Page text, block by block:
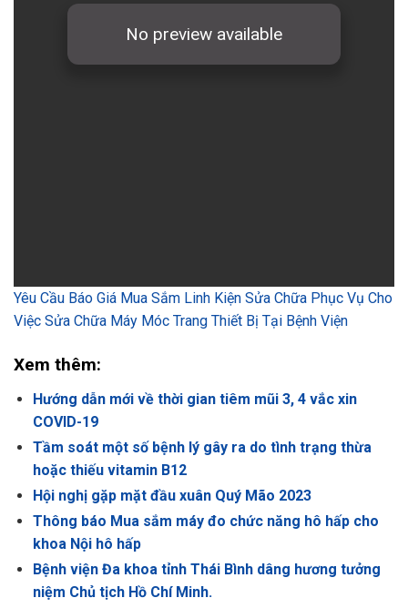
Yêu Cầu Báo Giá Mua Sắm Linh Kiện Sửa Chữa Phục Vụ Cho
Việc Sửa Chữa Máy Móc Trang Thiết Bị Tại Bệnh Viện
Xem thêm:
Hướng dẫn mới về thời gian tiêm mũi 3, 4 vắc xin
COVID-19
Tầm soát một số bệnh lý gây ra do tình trạng thừa
hoặc thiếu vitamin B12
Hội nghị gặp mặt đầu xuân Quý Mão 2023
Thông báo Mua sắm máy đo chức năng hô hấp cho
khoa Nội hô hấp
Bệnh viện Đa khoa tỉnh Thái Bình dâng hương tưởng
niệm Chủ tịch Hồ Chí Minh.